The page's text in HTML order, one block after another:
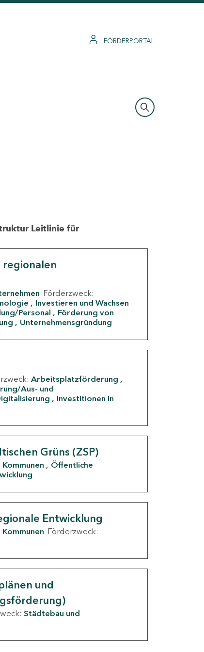
FÖRDERPORTAL
Leitlinie für
regionalen
Förderzweck:
Investieren und Wachsen
Personal
Förderung von
Unternehmensgründung
Arbeitsplatzförderung
Aus- und
Investitionen in
Grüns (ZSP)
Kommunen
Öffentliche
Entwicklung
Kommunen Förderzweck:
und
Städtebau und